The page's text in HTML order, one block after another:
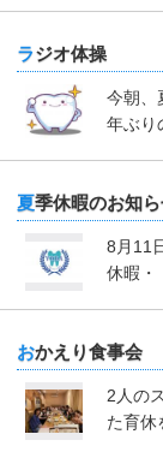
ラジオ体操
今朝、
年ぶり
夏季休暇のお知
8月11
休暇・
おかえり食事会
2人の
た育休